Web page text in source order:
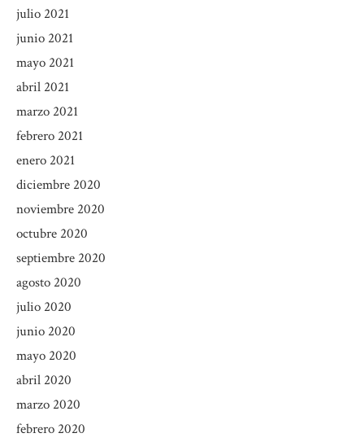
julio 2021
junio 2021
mayo 2021
abril 2021
marzo 2021
febrero 2021
enero 2021
diciembre 2020
noviembre 2020
octubre 2020
septiembre 2020
agosto 2020
julio 2020
junio 2020
mayo 2020
abril 2020
marzo 2020
febrero 2020